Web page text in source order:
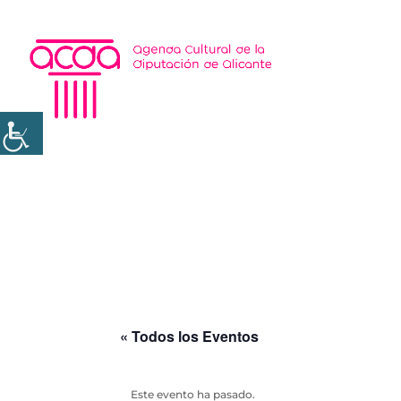
« Todos los Eventos
Este evento ha pasado.